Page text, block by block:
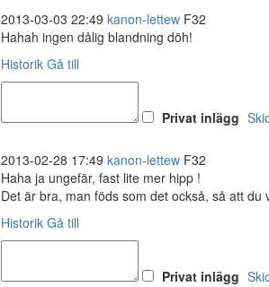
2013-03-03 22:49 kanon-lettew F32
Hahah ingen dålig blandning döh!
Historik Gå till
Privat inlägg
2013-02-28 17:49 kanon-lettew F32
Haha ja ungefär, fast lite mer hipp !
Det är bra, man föds som det också, så att du
Historik Gå till
Privat inlägg